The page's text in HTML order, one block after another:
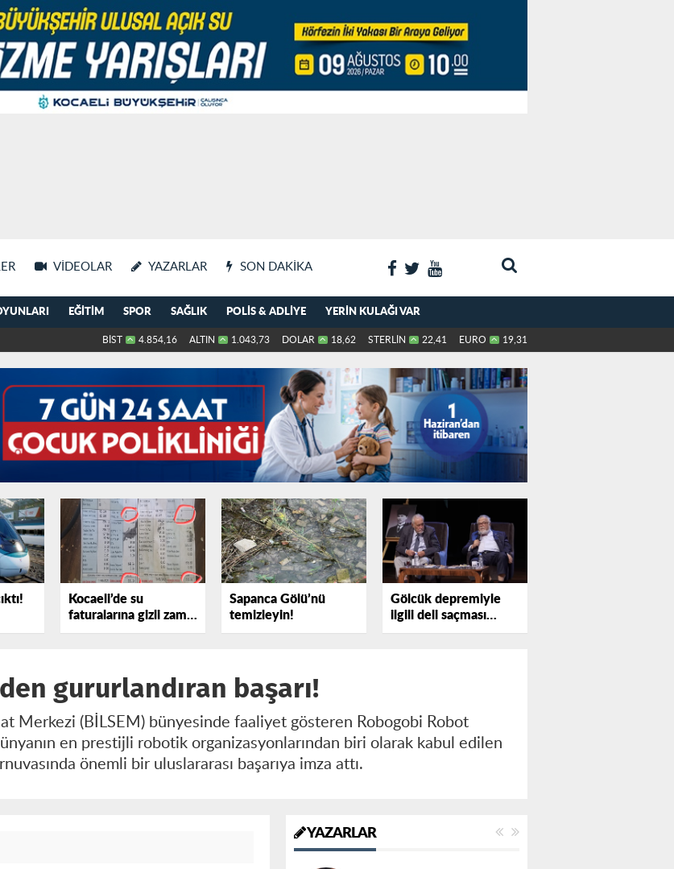
VIDEOLAR YAZARLAR SON DAKIKA
EĞITIM SPOR SAĞLIK POLIS & ADLIYE YERIN KULAĞI VAR
BİST 4.854,16 ALTIN 1.043,73 DOLAR 18,62 STERLİN 22,41 EURO 19,31
Kocaeli’de su
faturalarına gizli zam
iddiası
Sapanca Gölü’nü
temizleyin!
Gölcük depremiyle
ilgili deli saçması
sözler profesörü
gururlandıran başarı!
Merkezi (BİLSEM) bünyesinde faaliyet gösteren Robogobi Robot
en prestijli robotik organizasyonlarından biri olarak kabul edilen
önemli bir uluslararası başarıya imza attı.
YAZARLAR